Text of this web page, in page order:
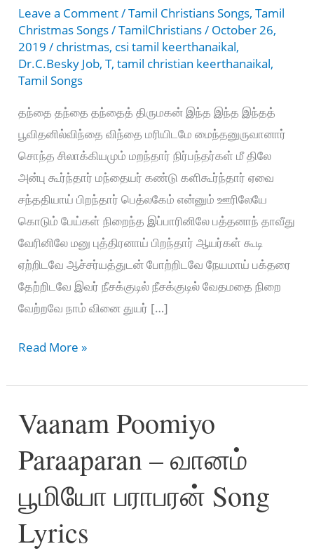
Leave a Comment/Tamil Christians Songs,Tamil
Christmas Songs/TamilChristians/ October 26,
2019/ christmas, csi tamil keerthanaikal,
Dr.C.Besky Job,T,tamil christian keerthanaikal,
Tamil Songs
தந்தை தந்தை தந்தைத் திருமகன் இந்த இந்த இந்தத்
பூவிதனில்விந்தை விந்தை மரியிடமே மைந்தனுருவானார்
சொந்த சிலாக்கியமும் மறந்தார் நிர்பந்தர்கள் மீ திலே
அன்பு கூர்ந்தார் மந்தையர் கண்டு களிகூர்ந்தார் ஏவை
சந்ததியாய் பிறந்தார் பெத்லகேம் என்னும் ஊரிலேயே
கொடும் பேய்கள் நிறைந்த இப்பாரினிலே பத்தனாந் தாவீது
வேரினிலே மனு புத்திரனாய் பிறந்தார் ஆயர்கள் கூடி
ஏற்றிடவே ஆச்சர்யத்துடன் போற்றிடவே நேயமாய் பக்தரை
தேற்றிடவே இவர் நீசக்குடில் நீசக்குடில் வேதமதை நிறை
வேற்றவே நாம் வினை துயர் […]
Thanthai
Thanthai
ThiruMagan
தந்தை
தந்தைத்
திருமகன்
Read More »
Vaanam Poomiyo
Paraaparan – வானம்
பூமியோ பராபரன் Song
Lyrics